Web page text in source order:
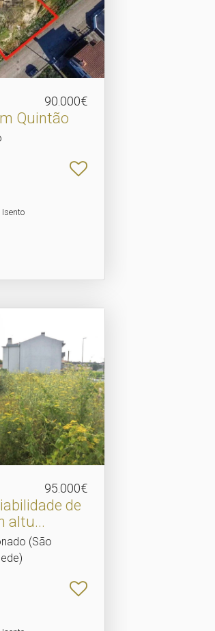
90.000€
Quintão
Isento
95.000€
de
altu.​..
(São